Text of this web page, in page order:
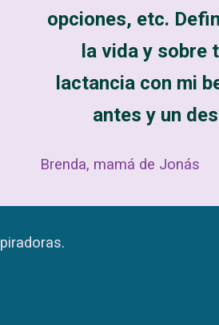
opciones, etc.
la vida y sobre
lactancia con mi
antes y un
Brenda, mamá de Jonás